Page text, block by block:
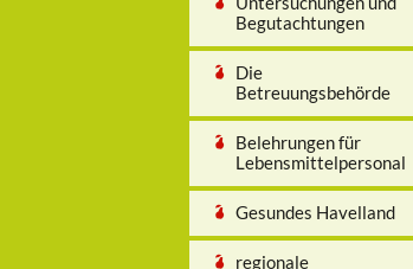
Begutachtungen
Die
Betreuungsbehörde
Belehrungen für
Lebensmittelpersonal
Gesundes Havelland
regionale